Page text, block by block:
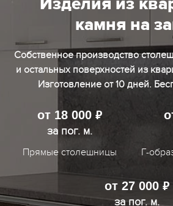
Изделия из
камня на
Собственное производство
и остальных поверхностей из
Изготовление от 10 дней.
от 18 000 руб.
за пог. м.
Прямые столешницы Г-
от 27 000 руб.
за пог. м.